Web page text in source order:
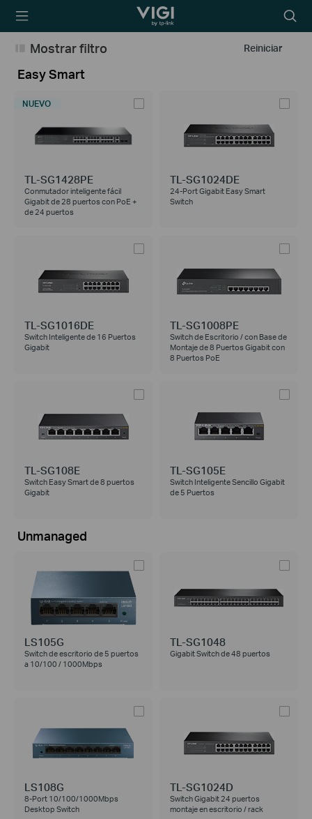
TP-Link, Reliably
icon
Reiniciar
Mostrar filtro
Easy Smart
NUEVO
TL-SG1428PE
Conmutador inteligente fácil
Gigabit de 28 puertos con PoE +
de 24 puertos
TL-SG1024DE
24-Port Gigabit Easy Smart
Switch
TL-SG1016DE
Switch Inteligente de 16 Puertos
Gigabit
TL-SG1008PE
Switch de Escritorio / con Base de
Montaje de 8 Puertos Gigabit con
8 Puertos PoE
TL-SG108E
Switch Easy Smart de 8 puertos
Gigabit
TL-SG105E
Switch Inteligente Sencillo Gigabit
de 5 Puertos
Unmanaged
LS105G
Switch de escritorio de 5 puertos
a 10/100 / 1000Mbps
TL-SG1048
Gigabit Switch de 48 puertos
LS108G
8-Port 10/100/1000Mbps
Desktop Switch
TL-SG1024D
Switch Gigabit 24 puertos
montaje en escritorio / rack